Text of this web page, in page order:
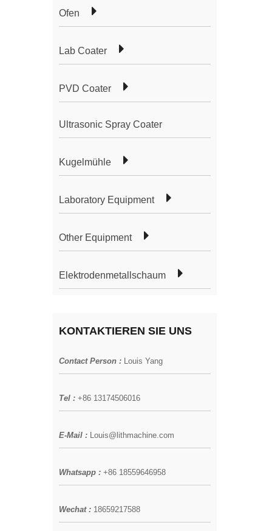
Ofen
Lab Coater
PVD Coater
Ultrasonic Spray Coater
Kugelmühle
Laboratory Equipment
Other Equipment
Elektrodenmetallschaum
KONTAKTIEREN SIE UNS
Contact Person : Louis Yang
Tel : +86 13174506016
E-Mail : Louis@lithmachine.com
Whatsapp : +86 18559646958
Wechat : 18659217588